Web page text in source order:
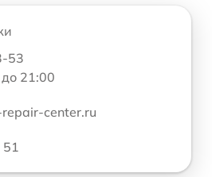
53
21:00
center.ru